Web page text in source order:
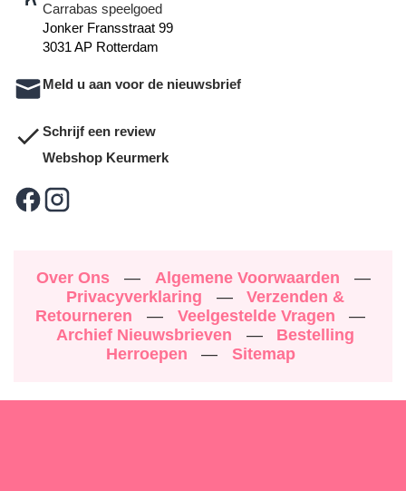
Carrabas speelgoed
Jonker Fransstraat 99
3031 AP Rotterdam
Meld u aan voor de nieuwsbrief
Schrijf een review
Webshop Keurmerk
Over Ons — Algemene Voorwaarden
—
Privacyverklaring
—
Verzenden &
Retourneren
— Veelgestelde Vragen
—
Archief Nieuwsbrieven
—
Bestelling
Herroepen
— Sitemap